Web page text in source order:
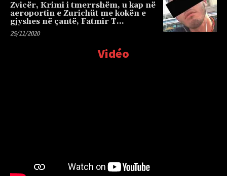
Zvicër, Krimi i tmerrshëm, u kap në
aeroportin e Zurichüt me kokën e
gjyshes në çantë, Fatmir T…
25/11/2020
Vidéo